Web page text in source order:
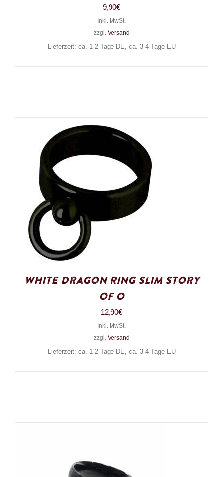
9,90€
Inkl. MwSt.
zzgl. Versand
Lieferzeit: ca. 1-2 Tage DE, ca. 3-4 Tage EU
White Dragon Ring Slim Story
of O
12,90€
Inkl. MwSt.
zzgl. Versand
Lieferzeit: ca. 1-2 Tage DE, ca. 3-4 Tage EU